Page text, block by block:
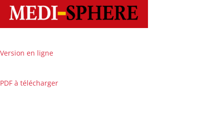
Version en ligne
PDF à télécharger